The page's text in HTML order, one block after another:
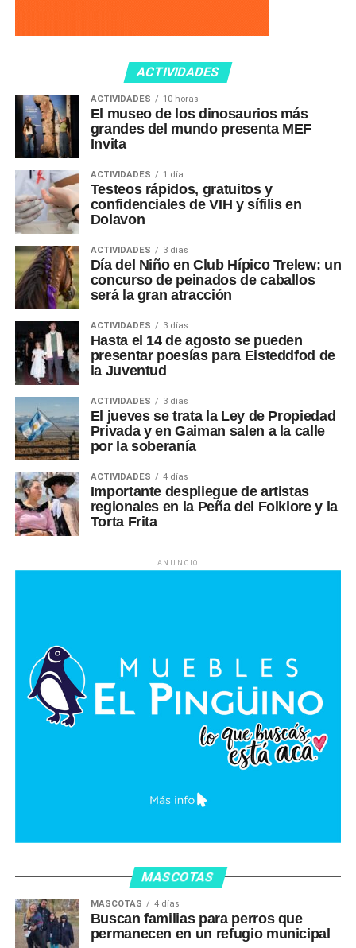
ACTIVIDADES
ACTIVIDADES 10 horas
El museo de los dinosaurios más
grandes del mundo presenta MEF
Invita
ACTIVIDADES 1 día
Testeos rápidos, gratuitos y
confidenciales de VIH y sífilis en
Dolavon
ACTIVIDADES 3 días
Día del Niño en Club Hípico Trelew: un
concurso de peinados de caballos
será la gran atracción
ACTIVIDADES 3 días
Hasta el 14 de agosto se pueden
presentar poesías para Eisteddfod de
la Juventud
ACTIVIDADES 3 días
El jueves se trata la Ley de Propiedad
Privada y en Gaiman salen a la calle
por la soberanía
ACTIVIDADES 4 días
Importante despliegue de artistas
regionales en la Peña del Folklore y la
Torta Frita
ANUNCIO
MASCOTAS
MASCOTAS 4 días
Buscan familias para perros que
permanecen en un refugio municipal